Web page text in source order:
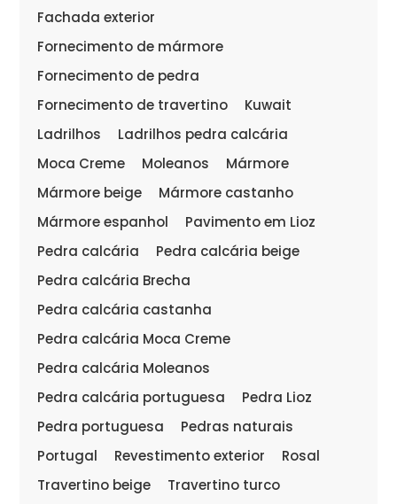
Fachada exterior
Fornecimento de mármore
Fornecimento de pedra
Fornecimento de travertino
Kuwait
Ladrilhos
Ladrilhos pedra calcária
Moca Creme
Moleanos
Mármore
Mármore beige
Mármore castanho
Mármore espanhol
Pavimento em Lioz
Pedra calcária
Pedra calcária beige
Pedra calcária Brecha
Pedra calcária castanha
Pedra calcária Moca Creme
Pedra calcária Moleanos
Pedra calcária portuguesa
Pedra Lioz
Pedra portuguesa
Pedras naturais
Portugal
Revestimento exterior
Rosal
Travertino beige
Travertino turco